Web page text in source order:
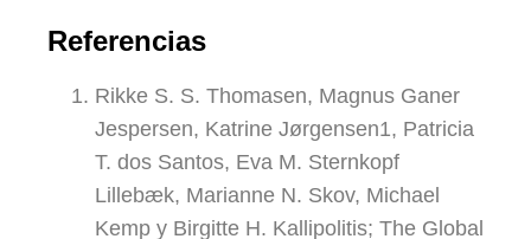
Referencias
Rikke S. S. Thomasen, Magnus Ganer
Jespersen, Katrine Jørgensen1, Patricia
T. dos Santos, Eva M. Sternkopf
Lillebæk, Marianne N. Skov, Michael
Kemp y Birgitte H. Kallipolitis; The Global